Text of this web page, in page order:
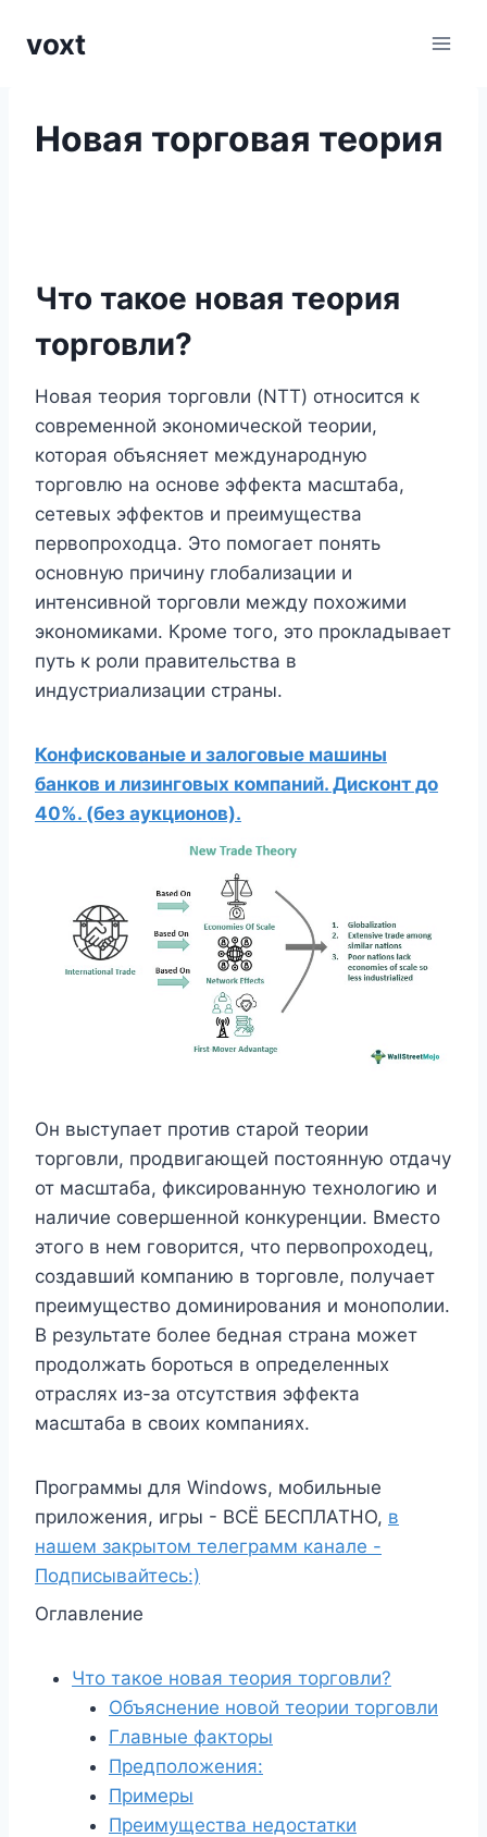
voxt
Новая торговая теория
Что такое новая теория
торговли?
Новая теория торговли (NTT) относится к
современной экономической теории,
которая объясняет международную
торговлю на основе эффекта масштаба,
сетевых эффектов и преимущества
первопроходца. Это помогает понять
основную причину глобализации и
интенсивной торговли между похожими
экономиками. Кроме того, это прокладывает
путь к роли правительства в
индустриализации страны.
Конфискованые и залоговые машины
банков и лизинговых компаний. Дисконт до
40%. (без аукционов).
Он выступает против старой теории
торговли, продвигающей постоянную отдачу
от масштаба, фиксированную технологию и
наличие совершенной конкуренции. Вместо
этого в нем говорится, что первопроходец,
создавший компанию в торговле, получает
преимущество доминирования и монополии.
В результате более бедная страна может
продолжать бороться в определенных
отраслях из-за отсутствия эффекта
масштаба в своих компаниях.
Программы для Windows, мобильные
приложения, игры - ВСЁ БЕСПЛАТНО, в
нашем закрытом телеграмм канале -
Подписывайтесь:)
Оглавление
Что такое новая теория торговли?
Объяснение новой теории торговли
Главные факторы
Предположения:
Примеры
Преимущества недостатки